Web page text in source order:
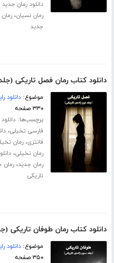
دانلود رمان
رمان نسیان،
جدید
دانلود کتاب رمان فصل تاریکی
موضوع:دانلود
۳۳۰ صفحه
برچسب‌ها:
فارسی تخیلی،
فانتزی،رمان
رمان تخیلی،
رمان جدید،رمان
تاریکی
دانلود کتاب رمان طوفان تاریکی
موضوع:دانلود
۳۵۰ صفحه